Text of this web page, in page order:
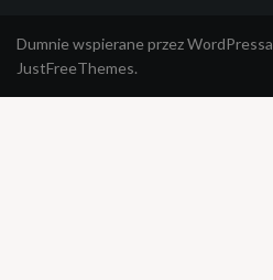
Dumnie wspierane przez WordPressa
JustFreeThemes.